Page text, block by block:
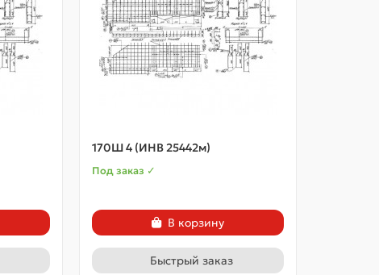
170Ш 4 (ИНВ 25442м)
Под заказ ✓
В корзину
Быстрый заказ